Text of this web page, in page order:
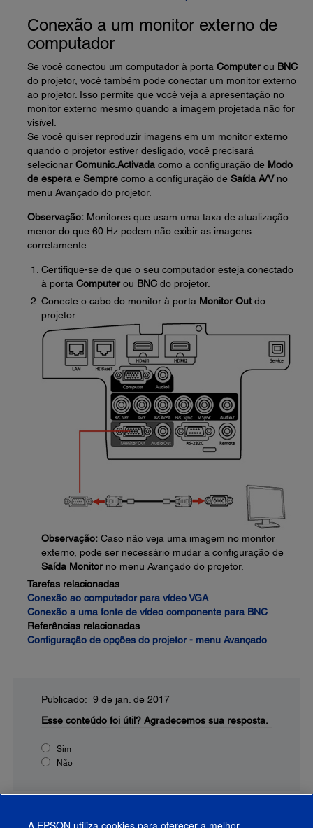
Conexão a um monitor externo de
computador
Se você conectou um computador à porta Computerou BNC
do projetor, você também pode conectar um monitor externo
ao projetor. Isso permite que você veja a apresentação no
monitor externo mesmo quando a imagem projetada não for
visível.
Se você quiser reproduzir imagens em um monitor externo
quando o projetor estiver desligado, você precisará
selecionar Comunic.Activada como a configuração de Modo
de espera e Sempre como a configuração de Saída A/Vno
menu Avançado do projetor.
Observação: Monitores que usam uma taxa de atualização
menor do que 60 Hz podem não exibir as imagens
corretamente.
Certifique-se de que o seu computador esteja conectado
à porta Computerou BNC do projetor.
Conecte o cabo do monitor à porta Monitor Out do
projetor.
Observação: Caso não veja uma imagem no monitor
externo, pode ser necessário mudar a configuração de
Saída Monitorno menu Avançado do projetor.
Tarefas relacionadas
Conexão ao computador para vídeo VGA
Conexão a uma fonte de vídeo componente para BNC
Referências relacionadas
Configuração de opções do projetor - menu Avançado
Publicado: 9 de jan. de 2017
Esse conteúdo foi útil? Agradecemos sua resposta.
Sim
Não
A EPSON utiliza cookies para oferecer a melhor